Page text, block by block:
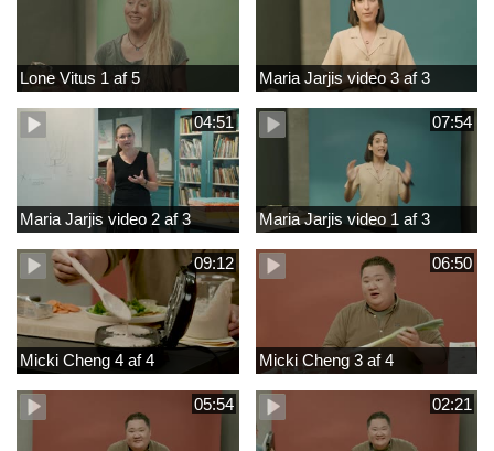
Lone Vitus 1 af 5 Maria Jarjis video 3 af 3
04:51
Maria Jarjis video 2 af 3
07:54
Maria Jarjis video 1 af 3
09:12
Micki Cheng 4 af 4
06:50
Micki Cheng 3 af 4
05:54 02:21